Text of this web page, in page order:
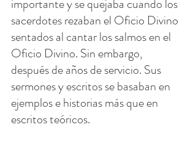
importante y se quejaba cuando los
sacerdotes rezaban el Oficio Divino
sentados al cantar los salmos en el
Oficio Divino. Sin embargo,
después de años de servicio. Sus
sermones y escritos se basaban en
ejemplos e historias más que en
escritos teóricos.